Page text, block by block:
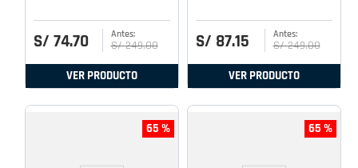
S/ 74.70 S/ 249.00
VER PRODUCTO
S/ 87.15 S/ 249.00
VER PRODUCTO
65 % 65 %